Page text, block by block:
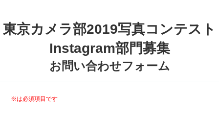
東京カメラ部2019写真コンテスト
Instagram部門募集
お問い合わせフォーム
※は必須項目です